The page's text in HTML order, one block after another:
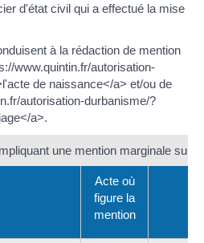
d'état civil qui a effectué la mise
à la rédaction de mention
www.quintin.fr/autorisation-
de naissance</a> et/ou de
autorisation-durbanisme/?
a>.
une mention marginale sur
Acte où
figure la
mention